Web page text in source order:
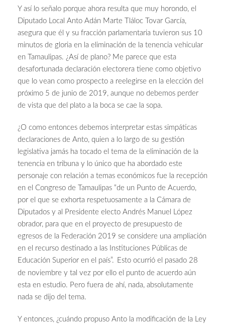
Y así lo señalo porque ahora resulta que muy horondo, el
Diputado Local Anto Adán Marte Tláloc Tovar García,
asegura que él y su fracción parlamentaria tuvieron sus 10
minutos de gloria en la eliminación de la tenencia vehicular
en Tamaulipas. ¿Así de plano? Me parece que esta
desafortunada declaración electorera tiene como objetivo
que lo vean como prospecto a reelegirse en la elección del
próximo 5 de junio de 2019, aunque no debemos perder
de vista que del plato a la boca se cae la sopa.
¿O como entonces debemos interpretar estas simpáticas
declaraciones de Anto, quien a lo largo de su gestión
legislativa jamás ha tocado el tema de la eliminación de la
tenencia en tribuna y lo único que ha abordado este
personaje con relación a temas económicos fue la recepción
en el Congreso de Tamaulipas “de un Punto de Acuerdo,
por el que se exhorta respetuosamente a la Cámara de
Diputados y al Presidente electo Andrés Manuel López
obrador, para que en el proyecto de presupuesto de
egresos de la Federación 2019 se considere una ampliación
en el recurso destinado a las Instituciones Públicas de
Educación Superior en el país”. Esto ocurrió el pasado 28
de noviembre y tal vez por ello el punto de acuerdo aún
esta en estudio. Pero fuera de ahí, nada, absolutamente
nada se dijo del tema.
Y entonces, ¿cuándo propuso Anto la modificación de la Ley